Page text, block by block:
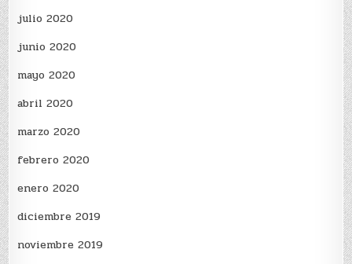
julio 2020
junio 2020
mayo 2020
abril 2020
marzo 2020
febrero 2020
enero 2020
diciembre 2019
noviembre 2019